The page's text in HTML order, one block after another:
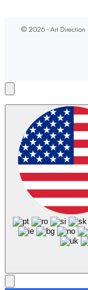
© 2026 - Art Direction